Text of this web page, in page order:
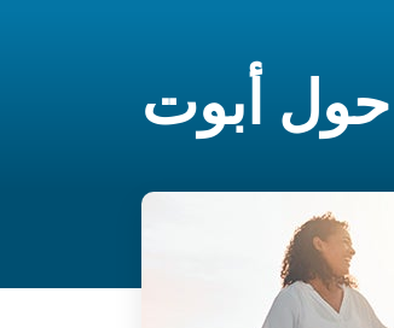
حول أبوت